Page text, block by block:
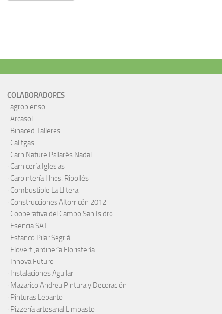
COLABORADORES
· agropienso
· Arcasol
· Binaced Talleres
· Calitgas
· Carn Nature Pallarés Nadal
· Carnicería Iglesias
· Carpintería Hnos. Ripollés
· Combustible La Llitera
· Construcciones Altorricón 2012
· Cooperativa del Campo San Isidro
· Esencia SAT
· Estanco Pilar Segrià
· Flovert Jardinería Floristería
· Innova Futuro
· Instalaciones Aguilar
· Mazarico Andreu Pintura y Decoración
· Pinturas Lepanto
· Pizzería artesanal Limpasto